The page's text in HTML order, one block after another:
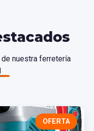
nuestra ferretería
OFERTA